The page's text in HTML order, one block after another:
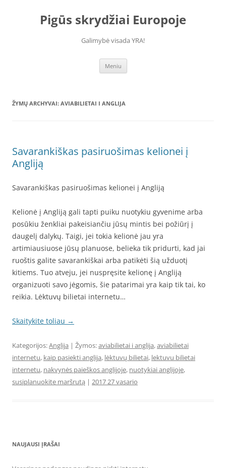
Pigūs skrydžiai Europoje
Galimybė visada YRA!
Meniu
ŽYMŲ ARCHYVAI: AVIABILIETAI I ANGLIJA
Savarankiškas pasiruošimas kelionei į
Angliją
Savarankiškas pasiruošimas kelionei į Angliją
Kelionė į Angliją gali tapti puiku nuotykiu gyvenime arba
posūkiu ženkliai pakeisiančiu jūsų mintis bei požiūrį į
daugelį dalykų. Taigi, jei tokia kelionė jau yra
artimiausiuose jūsų planuose, belieka tik pridurti, kad jai
ruoštis galite savarankiškai arba patikėti šią užduotį
kitiems. Tuo atveju, jei nuspręsite kelionę į Angliją
organizuoti savo jėgomis, šie patarimai yra kaip tik tai, ko
reikia. Lėktuvų bilietai internetu…
Skaitykite toliau →
Kategorijos:Anglija | Žymos:aviabilietai i anglija,aviabilietai
internetu, kaip pasiekti anglija, lėktuvų bilietai, lektuvu bilietai
internetu, nakvynės paieškos anglijoje, nuotykiai anglijoje,
susiplanuokite maršrutą | 2017 27 vasario
NAUJAUSI ĮRAŠAI